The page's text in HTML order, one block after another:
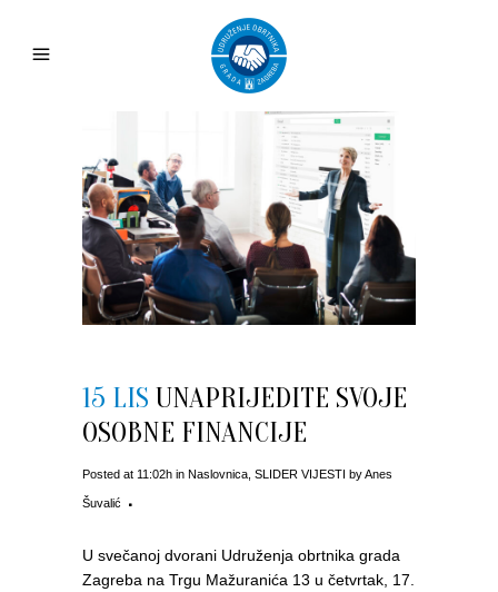
15 LIS UNAPRIJEDITE SVOJE
OSOBNE FINANCIJE
Posted at 11:02h in Naslovnica SLIDER VIJESTI byAnes
Šuvalić
U svečanoj dvorani Udruženja obrtnika grada
Zagreba na Trgu Mažuranića 13 u četvrtak, 17.